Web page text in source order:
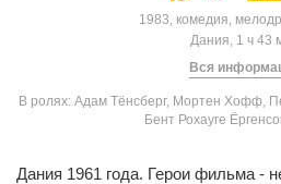
1983, комедия,
Дания, 1 ч 43
Вся
В ролях: Адам Тёнсберг, Мортен Хофф,
Бент Рохауге
Дания 1961 года. Герои фильма -